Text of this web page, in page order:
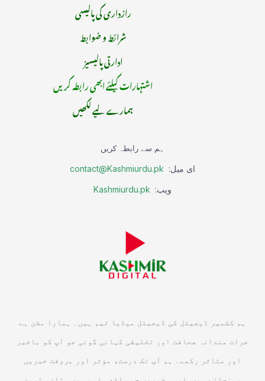
رازداری کی پالیسی
شرائط و ضوابط
ادارتی پالیسیز
اشتہارات کیلئے ابھی رابطہ کریں
ہمارے لیے لکھیں
ہم سے رابطہ کریں
ای میل: contact@Kashmiurdu.pk
ویب: Kashmiurdu.pk
ہم کشمیر ڈیجیٹل کی ڈیجیٹل میڈیا ٹیم ہیں۔ ہمارا مشن ہے
جرات مندانہ صحافت اور تخلیقی کہانی گوئی جو آپ کو باخبر
اور متاثر رکھے۔ ہم آپ تک درست، مؤثر اور بروقت خبریں